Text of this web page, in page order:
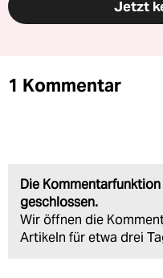
Jetzt
1 Kommentar
Die
geschlossen.
Wir öffnen die
Artikeln für etwa drei